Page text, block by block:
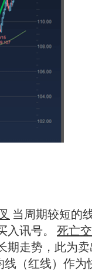
当周期较短的
入讯号。 死亡
期走势，此为
（红线）作为